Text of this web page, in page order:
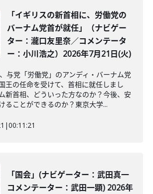
「イギリスの新首相に、労働党の
バーナム党首が就任」（ナビゲー
ター：瀧口友里奈／コメンテータ
ー：小川浩之）2026年7月21日(火)
与党「労働党」のアンディ・バーナム党
王の任命を受けて、首相に就任しまし
新首相、どういった方なのか？今後、安
ることができるのか？東京大学...
|00:11:21
「国会」(ナビゲーター：武田真一
コメンテーター：武田一顕) 2026年